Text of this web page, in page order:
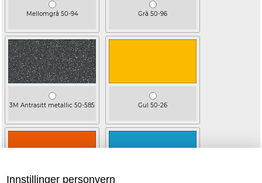
Mellomgrå 50-94 Grå 50-96
3M Antrasitt metallic 50-585 Gul 50-26
Innstillinger personvern